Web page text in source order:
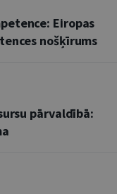
Eiropas
nošķīrums
pārvaldībā: